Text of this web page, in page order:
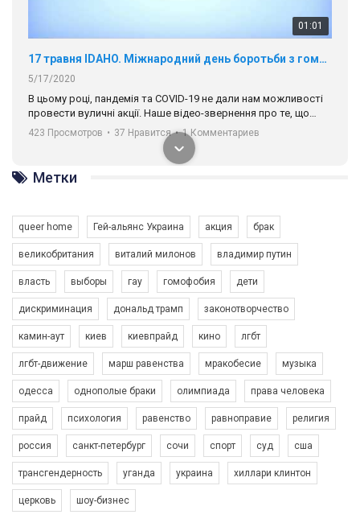
01:01
17 травня IDAHO. Міжнародний день боротьби з гомофобією трансфобією і біфобія.
5/17/2020
В цьому році, пандемія та COVІD-19 не дали нам можливості
провести вуличні акції. Наше відео-звернення про те, що
навіть коли ми у різних містах та не можемо зустрінеться, ми
разом. Ми закликаємо всіх хто поділяє цінності рівності та
солідарності, приєднатися до нас. Регіональні підрозділи
ГАУ є в 16 областях України.
Разом наш голос лунає гучніше!
423 Просмотров • 37 Нравится • 1 Комментариев
Зупинимо насильство проти ЛГБТ в Україні! Stop violence against LGBT in Ukraine!
6/30/2017
Емоційний та вражаючий промо-ролік на конкурс PACT, який
представляє програму "Гей-альянс Україна" з протидії
насильству проти ЛГБТ в Україні.
Ми просимо вашої підтримки, щоб реалізувати нашу
програму з боротьби з насильством проти ЛГБТ в Україні.
Якщо ти хочеш підтримати нас - просто натисни "лайк" під
1.9K Просмотров • 226 Нравится • 5 Комментариев
Метки
queer home Гей-альянс Украина акция брак
великобритания виталий милонов владимир путин
власть выборы гау гомофобия дети
дискриминация дональд трамп законотворчество
камин-аут киев киевпрайд кино лгбт
лгбт-движение марш равенства мракобесие музыка
одесса однополые браки олимпиада права человека
прайд психология равенство равноправие религия
россия санкт-петербург сочи спорт суд сша
трансгендерность уганда украина хиллари клинтон
церковь шоу-бизнес